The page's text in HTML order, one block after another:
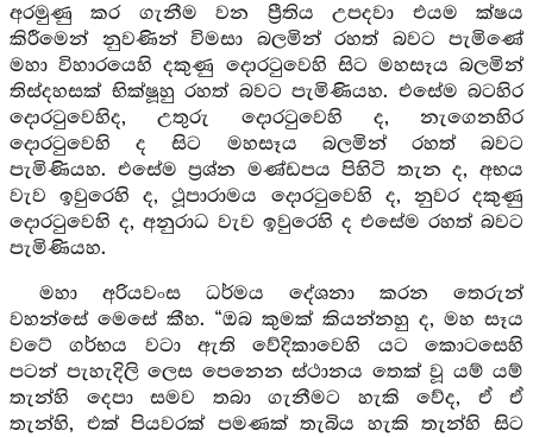
අරමුණු කර ගැනීම වන ප්‍රීතිය උපදවා එයම ක්ෂය
කිරීමෙන් නුවණින් විමසා බලමින් රහත් බවට පැමිණේ
මහා විහාරයෙහි දකුණු දොරටුවෙහි සිට මහසෑය බලමින්
තිස්දහසක් භික්ෂූහු රහත් බවට පැමිණියහ. එසේම බටහිර
දොරටුවෙහිද, උතුරු දොරටුවෙහි ද, නැගෙනහිර
දොරටුවෙහි ද සිට මහසෑය බලමින් රහත් බවට
පැමිණියහ. එසේම ප්‍රශ්න මණ්ඩපය පිහිටි තැන ද, අභය
වැව ඉවුරෙහි ද, ථූපාරාමය දොරටුවෙහි ද, නුවර දකුණු
දොරටුවෙහි ද, අනුරාධ වැව ඉවුරෙහි ද එසේම රහත් බවට
පැමිණියහ.
මහා අරියවංස ධර්මය දේශනා කරන තෙරුන්
වහන්සේ මෙසේ කීහ. “ඔබ කුමක් කියන්නහු ද, මහ සෑය
වටේ ගර්භය වටා ඇති වේදිකාවෙහි යට කොටසෙහි
පටන් පැහැදිලි ලෙස පෙනෙන ස්ථානය තෙක් වූ යම් යම්
තැන්හි දෙපා සමව තබා ගැනීමට හැකි වේද, ඒ ඒ
තැන්හි, එක් පියවරක් පමණක් තැබිය හැකි තැන්හි සිට